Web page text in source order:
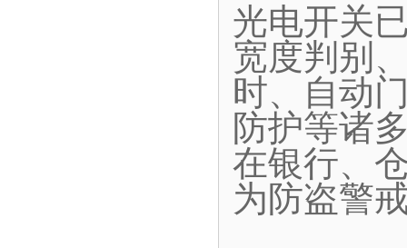
光电开关
宽度判别
时、自动
防护等诸
在银行、
为防盗警